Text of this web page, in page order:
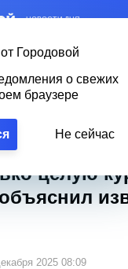
– НОВОСТИ ДНЯ
Городовой
о свежих
браузере
Не сейчас
Вопросы о
/ От покупного фарша
фарша
целую
2025 08:09